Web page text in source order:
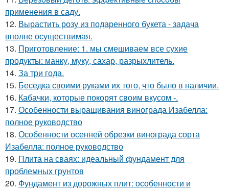
применения в саду.
12. Вырастить розу из подаренного букета - задача
вполне осуществимая.
13. Приготовление: 1. мы смешиваем все сухие
продукты: манку, муку, сахар, разрыхлитель.
14. За три года.
15. Беседка своими руками их того, что было в наличии.
16. Кабачки, которые покорят своим вкусом -.
17. Особенности выращивания винограда Изабелла:
полное руководство
18. Особенности осенней обрезки винограда сорта
Изабелла: полное руководство
19. Плита на сваях: идеальный фундамент для
проблемных грунтов
20. Фундамент из дорожных плит: особенности и